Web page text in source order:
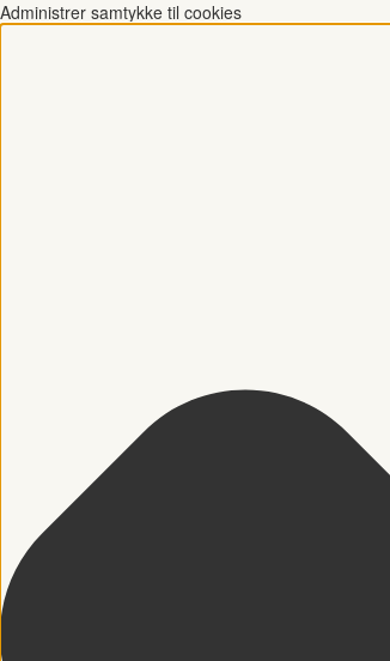
Administrer samtykke til cookies